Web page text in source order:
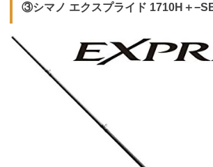
③シマノ エクスプライド 1710H＋